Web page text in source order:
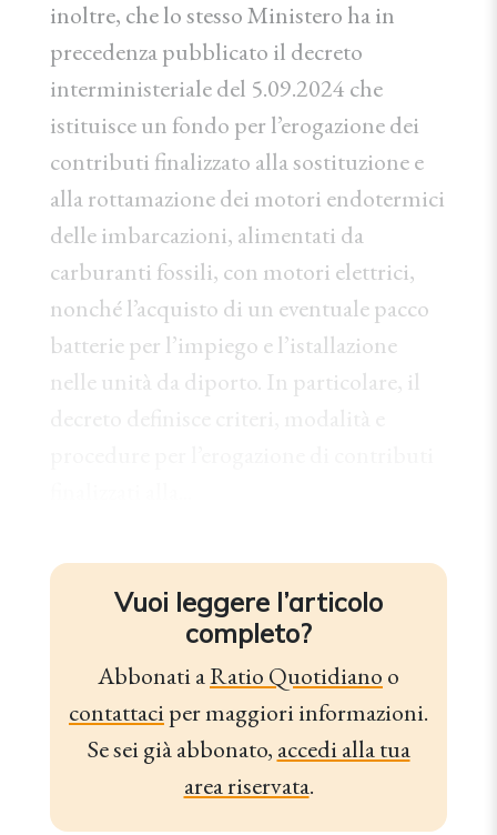
inoltre, che lo stesso Ministero ha in
precedenza pubblicato il decreto
interministeriale del 5.09.2024 che
istituisce un fondo per l’erogazione dei
contributi finalizzato alla sostituzione e
alla rottamazione dei motori endotermici
delle imbarcazioni, alimentati da
carburanti fossili, con motori elettrici,
nonché l’acquisto di un eventuale pacco
batterie per l’impiego e l’istallazione
nelle unità da diporto. In particolare, il
Vuoi leggere l’articolo
completo?
Abbonati aRatio Quotidiano o
contattaciper maggiori informazioni.
Se sei già abbonato, accedi alla tua
area riservata.